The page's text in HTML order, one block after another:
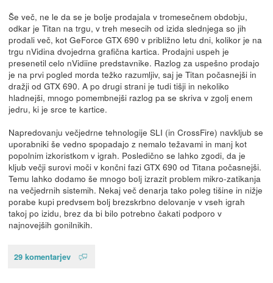
Še več, ne le da se je bolje prodajala v tromesečnem obdobju,
odkar je Titan na trgu, v treh mesecih od izida slednjega so jih
prodali več, kot GeForce GTX 690 v približno letu dni, kolikor je na
trgu nVidina dvojedrna grafična kartica. Prodajni uspeh je
presenetil celo nVidiine predstavnike. Razlog za uspešno prodajo
je na prvi pogled morda težko razumljiv, saj je Titan počasnejši in
dražji od GTX 690. A po drugi strani je tudi tišji in nekoliko
hladnejši, mnogo pomembnejši razlog pa se skriva v zgolj enem
jedru, ki je srce te kartice.
Napredovanju večjedrne tehnologije SLI (in CrossFire) navkljub se
uporabniki še vedno spopadajo z nemalo težavami in manj kot
popolnim izkoristkom v igrah. Posledično se lahko zgodi, da je
kljub večji surovi moči v končni fazi GTX 690 od Titana počasnejši.
Temu lahko dodamo še mnogo bolj izrazit problem mikro-zatikanja
na večjedrnih sistemih. Nekaj več denarja tako poleg tišine in nižje
porabe kupi predvsem bolj brezskrbno delovanje v vseh igrah
takoj po izidu, brez da bi bilo potrebno čakati podporo v
najnovejših gonilnikih.
29 komentarjev